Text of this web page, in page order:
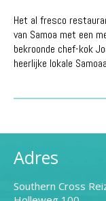
Het al fresco
van Samoa met een
bekroonde chef-kok
heerlijke lokale
Adres
Southern Cross